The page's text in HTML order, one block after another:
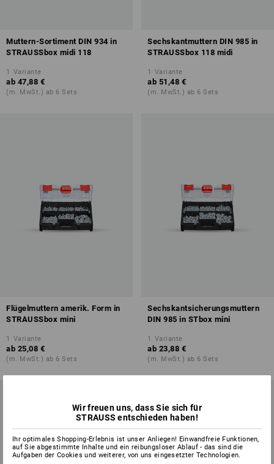
Muttern-Sortiment DIN 934 in
STRAUSSbox midi 118
1 Variante
ab 47,88 €
(m. MwSt.) ab 6 Sets
Sechskantmuttern DIN 985 in
STRAUSSbox 118 midi
1 Variante
ab 51,48 €
(m. MwSt.) ab 6 Sets
Flügelmuttern amerik. Form in
STRAUSSbox mini
1 Variante
ab 25,08 €
(m. MwSt.) ab 6 Sets
Sechskantsicherungsmuttern
DIN 985 in STbox mini
1 Variante
ab 23,88 €
(m. MwSt.) ab 6 Sets
Wir freuen uns, dass Sie sich für
STRAUSS entschieden haben!
Ihr optimales Shopping-Erlebnis ist unser Anliegen! Einwandfreie Funktionen,
auf Sie abgestimmte Inhalte und ein reibungsloser Ablauf - das sind die
Aufgaben der Cookies und weiterer, von uns eingesetzter Technologien.